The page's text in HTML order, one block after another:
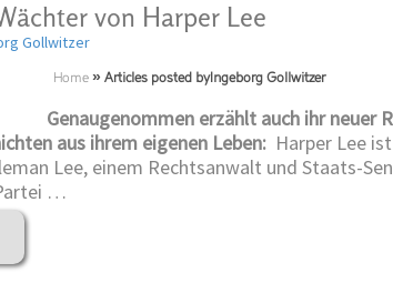
von Harper Lee
Gollwitzer
Home » Articles posted byIngeborg Gollwitzer
Genaugenommen erzählt auch ihr neuer
aus ihrem eigenen Leben:Harper Lee
Lee, einem Rechtsanwalt und Staats-
…